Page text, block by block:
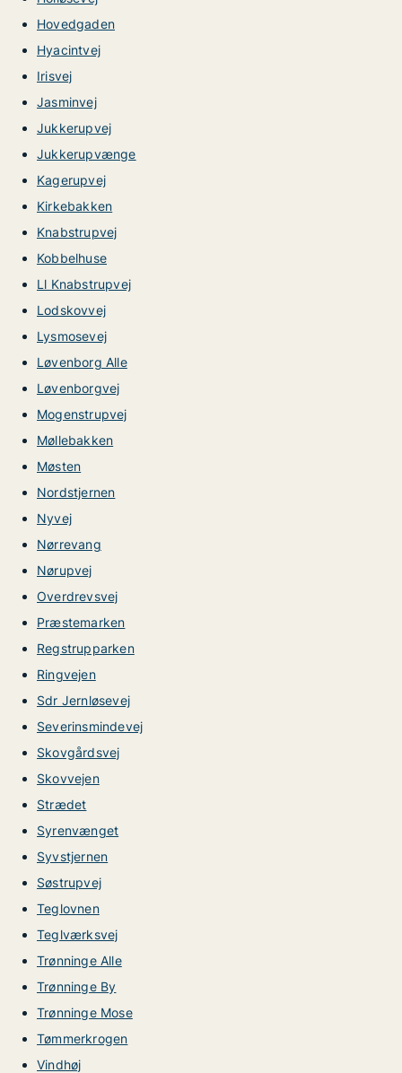
Hovedgaden
Hyacintvej
Irisvej
Jasminvej
Jukkerupvej
Jukkerupvænge
Kagerupvej
Kirkebakken
Knabstrupvej
Kobbelhuse
Ll Knabstrupvej
Lodskovvej
Lysmosevej
Løvenborg Alle
Løvenborgvej
Mogenstrupvej
Møllebakken
Møsten
Nordstjernen
Nyvej
Nørrevang
Nørupvej
Overdrevsvej
Præstemarken
Regstrupparken
Ringvejen
Sdr Jernløsevej
Severinsmindevej
Skovgårdsvej
Skovvejen
Strædet
Syrenvænget
Syvstjernen
Søstrupvej
Teglovnen
Teglværksvej
Trønninge Alle
Trønninge By
Trønninge Mose
Tømmerkrogen
Vindhøj